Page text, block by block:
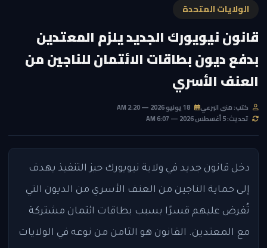
الولايات المتحدة
قانون نيويورك الجديد يلزم المعتدين
بدفع ديون بطاقات الائتمان للناجين من
العنف الأسري
كتب: منى البرعي
تحديث: 5 أغسطس 2026 — 6:07 AM
دخل قانون جديد في ولاية نيويورك حيز التنفيذ يهدف
إلى حماية الناجين من العنف الأسري من الديون التي
تُفرض عليهم قسرًا بسبب بطاقات ائتمان مشتركة
مع المعتدين. القانون هو الثامن من نوعه في الولايات